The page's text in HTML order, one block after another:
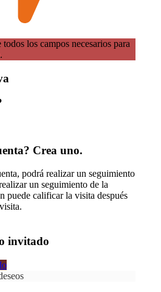
los campos necesarios para
Crea uno.
podrá realizar un seguimiento
un seguimiento de la
puede calificar la visita después
invitado